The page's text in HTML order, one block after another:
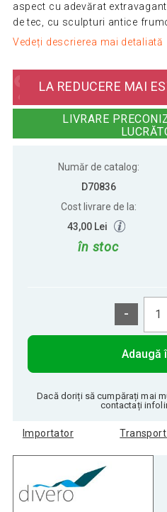
aspect cu adevărat
de tec, cu sculpturi antice
Vedeți descrierea mai detaliată
LA REDUCERE MAI
LIVRARE
Număr de catalog:
D70836
Cost livrare de la:
43,00 Lei
în stoc
-
Adaugă
Dacă doriți să cumpărați mai
contactați
Importator